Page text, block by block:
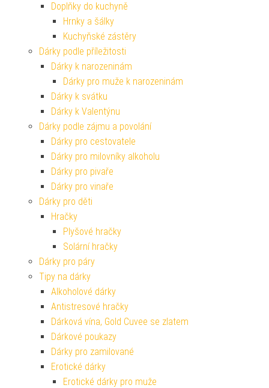
Doplňky do kuchyně
Hrnky a šálky
Kuchyňské zástěry
Dárky podle příležitosti
Dárky k narozeninám
Dárky pro muže k narozeninám
Dárky k svátku
Dárky k Valentýnu
Dárky podle zájmu a povolání
Dárky pro cestovatele
Dárky pro milovníky alkoholu
Dárky pro pivaře
Dárky pro vinaře
Dárky pro děti
Hračky
Plyšové hračky
Solární hračky
Dárky pro páry
Tipy na dárky
Alkoholové dárky
Antistresové hračky
Dárková vína, Gold Cuvee se zlatem
Dárkové poukazy
Dárky pro zamilované
Erotické dárky
Erotické dárky pro muže